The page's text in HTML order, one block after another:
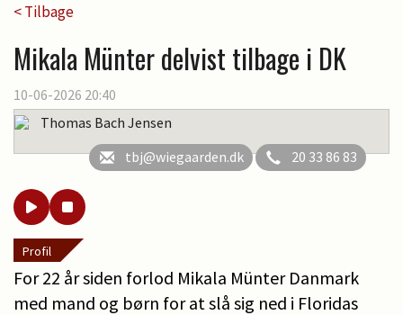
< Tilbage
Mikala Münter delvist tilbage i DK
10-06-2026 20:40
Thomas Bach Jensen
tbj@wiegaarden.dk
20 33 86 83
Profil
For 22 år siden forlod Mikala Münter Danmark
med mand og børn for at slå sig ned i Floridas